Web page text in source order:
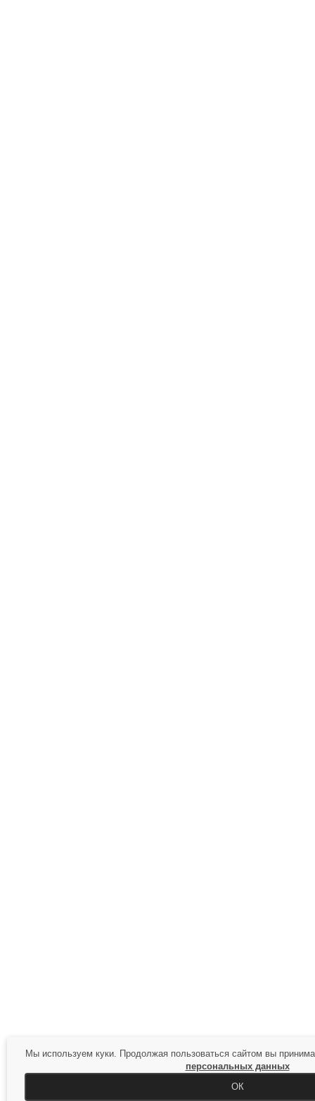
Мы используем куки. Продолжая пользоваться сайтом вы
персональных данных
ОК